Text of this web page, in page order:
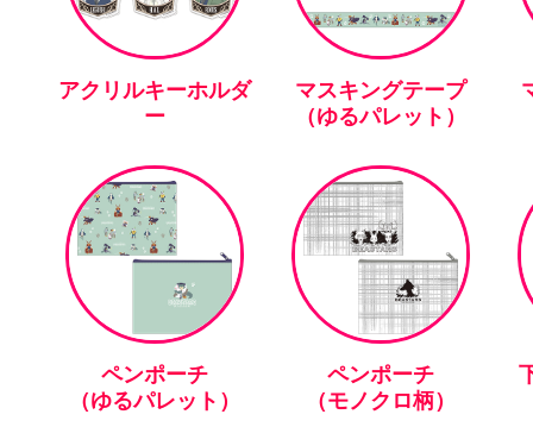
アクリルキーホルダ
ー
マスキングテープ
（ゆるパレット）
ペンポーチ
（ゆるパレット）
ペンポーチ
（モノクロ柄）